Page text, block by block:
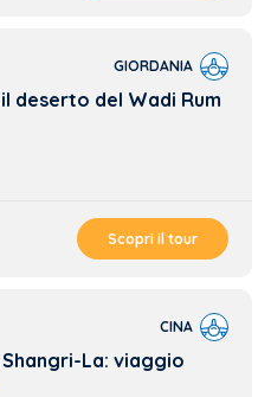
GIORDANIA
deserto del Wadi Rum
Scopri il tour
CINA
La: viaggio